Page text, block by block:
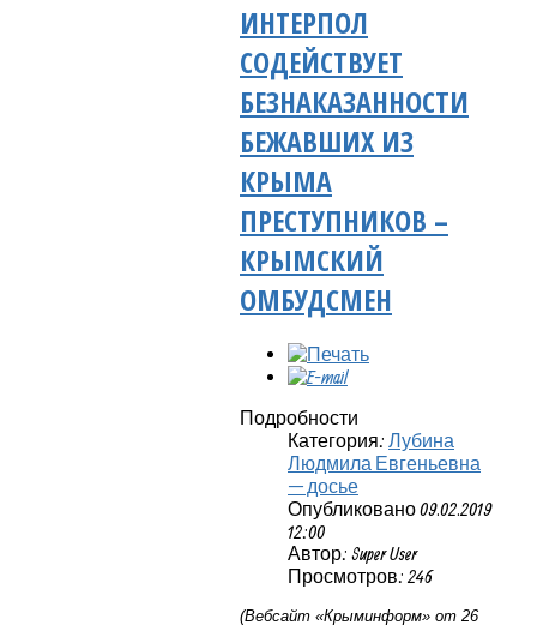
ИНТЕРПОЛ
СОДЕЙСТВУЕТ
БЕЗНАКАЗАННОСТИ
БЕЖАВШИХ ИЗ
КРЫМА
ПРЕСТУПНИКОВ –
КРЫМСКИЙ
ОМБУДСМЕН
Подробности
Категория: Лубина
Людмила Евгеньевна
— досье
Опубликовано 09.02.2019
12:00
Автор: Super User
Просмотров: 246
(Вебсайт «Крыминформ» от 26